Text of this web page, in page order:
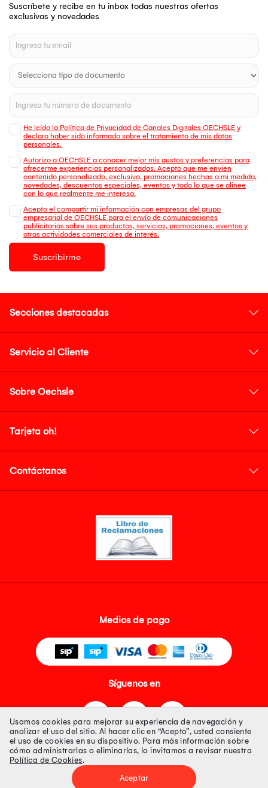
Suscríbete y recibe en tu inbox todas nuestras ofertas
exclusivas y novedades
He leído la Política de Privacidad de Canales Digitales OECHSLE y
declaro haber sido informado sobre el tratamiento de mis datos
personales.
Autorizo a OECHSLE a conocer mejor mis gustos y preferencias para
ofrecerme experiencias personalizadas. Acepto que me envien
contenido personalizado, exclusivo, promociones hechas a mi medida,
novedades, descuentos especiales, eventos y todo lo que se alinee
con lo que realmente me interesa.
Acepto el compartir mi información con empresas del grupo
empresarial de OECHSLE para el envío de comunicaciones
publicitarias sobre sus productos, servicios, promociones, eventos y
otras actividades comerciales de interés.
Suscribirme
Secciones destacadas
Servicio al Cliente
Sobre Oechsle
Tarjeta oh!
Contáctanos
Medios de pago
Síguenos en
Tienda 100% Segura
Usamos cookies para mejorar su experiencia de navegación y
analizar el uso del sitio. Al hacer clic en “Acepto”, usted consiente
el uso de cookies en su dispositivo. Para más información sobre
cómo administrarlas o eliminarlas, lo invitamos a revisar nuestra
Política de Cookies.
Aceptar